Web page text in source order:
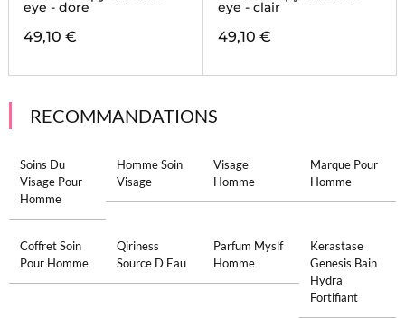
eye - dore
49,10 €
eye - clair
49,10 €
RECOMMANDATIONS
Soins Du
Visage Pour
Homme
Homme Soin
Visage
Visage
Homme
Marque Pour
Homme
Coffret Soin
Pour Homme
Qiriness
Source D Eau
Parfum Myslf
Homme
Kerastase
Genesis Bain
Hydra
Fortifiant